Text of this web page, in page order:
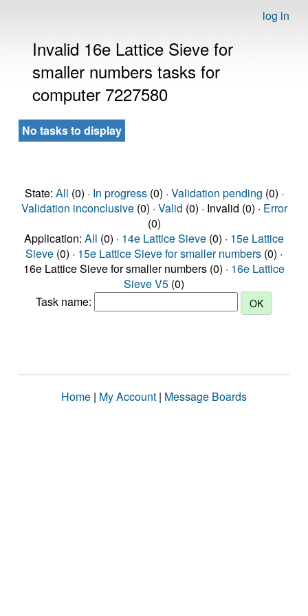
log in
Invalid 16e Lattice Sieve for
smaller numbers tasks for
computer 7227580
No tasks to display
State: All (0) · In progress(0) · Validation pending (0) ·
Validation inconclusive(0) · Valid (0) · Invalid (0) · Error
(0)
Application: All (0) · 14e Lattice Sieve (0) · 15e Lattice
Sieve (0) · 15e Lattice Sieve for smaller numbers (0) ·
16e Lattice Sieve for smaller numbers (0) · 16e Lattice
Sieve V5 (0)
Task name:
Home | My Account | Message Boards